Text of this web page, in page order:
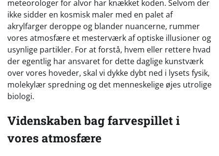
meteorologer for alvor har knækket koden. Selvom der
ikke sidder en kosmisk maler med en palet af
akrylfarger deroppe og blander nuancerne, rummer
vores atmosfære et mesterværk af optiske illusioner og
usynlige partikler. For at forstå, hvem eller rettere hvad
der egentlig har ansvaret for dette daglige kunstværk
over vores hoveder, skal vi dykke dybt ned i lysets fysik,
molekylær spredning og det menneskelige øjes utrolige
biologi.
Videnskaben bag farvespillet i
vores atmosfære